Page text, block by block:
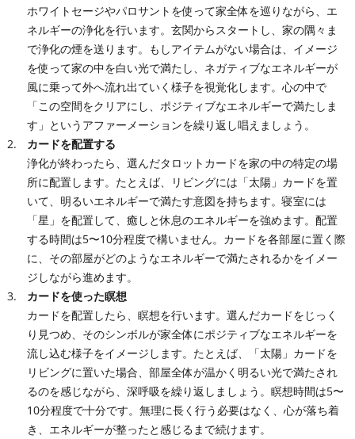
ホワイトセージやパロサントを使って家全体を巡りながら、エ
ネルギーの浄化を行います。玄関からスタートし、家の隅々ま
で浄化の煙を送ります。もしアイテムがない場合は、イメージ
を使って家の中を白い光で満たし、ネガティブなエネルギーが
風に乗って外へ流れ出ていく様子を視覚化します。心の中で
「この空間をクリアにし、ポジティブなエネルギーで満たしま
す」というアファーメーションを繰り返し唱えましょう。
カードを配置する
浄化が終わったら、選んだタロットカードを家の中の特定の場
所に配置します。たとえば、リビングには「太陽」カードを置
いて、明るいエネルギーで満たす意図を持ちます。寝室には
「星」を配置して、癒しと休息のエネルギーを強めます。配置
する時間は5〜10分程度で構いません。カードを各部屋に置く際
に、その部屋がどのようなエネルギーで満たされるかをイメー
ジしながら進めます。
カードを使った瞑想
カードを配置したら、瞑想を行います。選んだカードをじっく
り見つめ、そのシンボルが家全体にポジティブなエネルギーを
流し込む様子をイメージします。たとえば、「太陽」カードを
リビングに置いた場合、部屋全体が温かく明るい光で満たされ
るのを感じながら、深呼吸を繰り返しましょう。瞑想時間は5〜
10分程度で十分です。無理に長く行う必要はなく、心が落ち着
き、エネルギーが整ったと感じるまで続けます。